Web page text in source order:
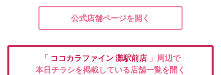
公式店舗ページを開く
「 ココカラファイン 灘駅前店 」周辺で
本日チラシを掲載している店舗一覧を開く